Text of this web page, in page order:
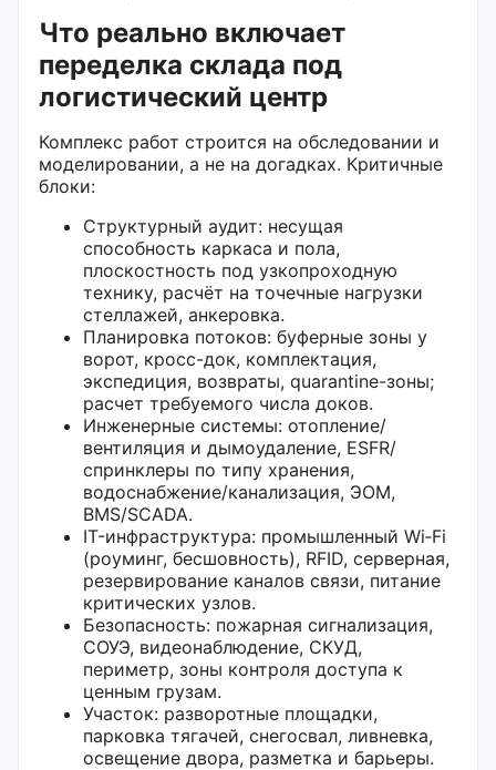
Что реально включает
переделка склада под
логистический центр
Комплекс работ строится на обследовании и
моделировании, а не на догадках. Критичные
блоки:
Структурный аудит: несущая
способность каркаса и пола,
плоскостность под узкопроходную
технику, расчёт на точечные нагрузки
стеллажей, анкеровка.
Планировка потоков: буферные зоны у
ворот, кросс-док, комплектация,
экспедиция, возвраты, quarantine-зоны;
расчет требуемого числа доков.
Инженерные системы: отопление/
вентиляция и дымоудаление, ESFR/
спринклеры по типу хранения,
водоснабжение/канализация, ЭОМ,
BMS/SCADA.
IT-инфраструктура: промышленный Wi‑Fi
(роуминг, бесшовность), RFID, серверная,
резервирование каналов связи, питание
критических узлов.
Безопасность: пожарная сигнализация,
СОУЭ, видеонаблюдение, СКУД,
периметр, зоны контроля доступа к
ценным грузам.
Участок: разворотные площадки,
парковка тягачей, снегосвал, ливневка,
освещение двора, разметка и барьеры.